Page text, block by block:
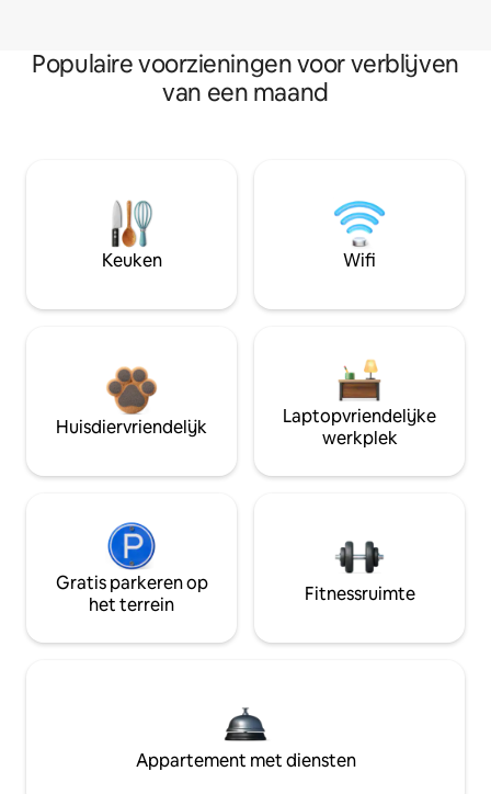
Populaire voorzieningen voor verblijven
van een maand
Keuken Wifi
Huisdiervriendelijk
Laptopvriendelijke
werkplek
Gratis parkeren op
het terrein
Fitnessruimte
Appartement met diensten